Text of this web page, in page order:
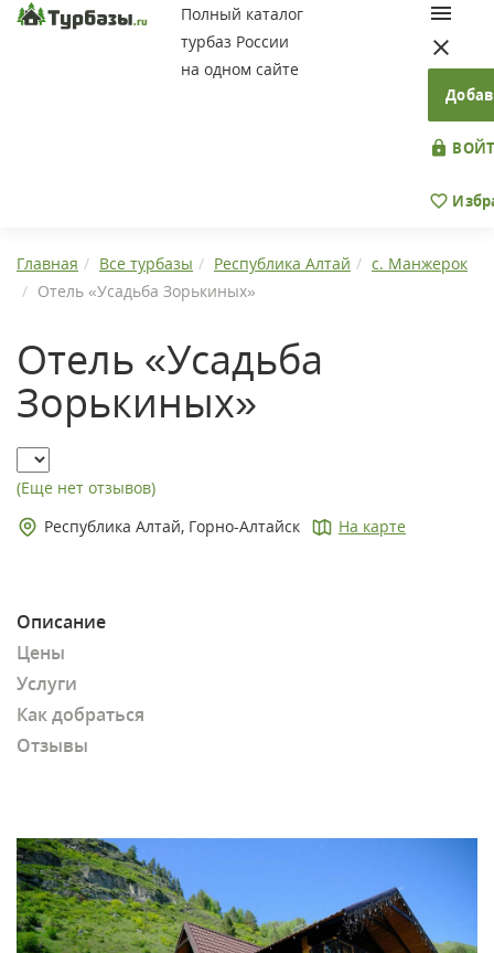
Полный каталог
турбаз России
на одном сайте
Главная Все турбазы Республика Алтай
с. Манжерок
Отель «Усадьба Зорькиных»
Отель «Усадьба
Зорькиных»
(Еще нет отзывов)
Республика Алтай, Горно-Алтайск
На карте
Описание
Цены
Услуги
Как добраться
Отзывы